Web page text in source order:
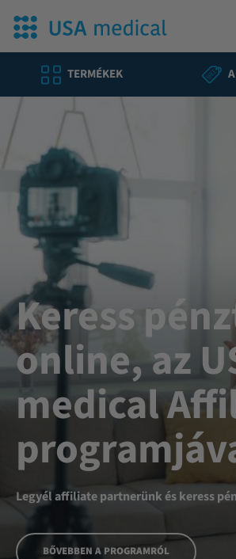
TERMÉKEK
Keress
online, az
medical
Legyél affiliate partnerünk és keress
BŐVEBBEN A PROGRAMRÓL